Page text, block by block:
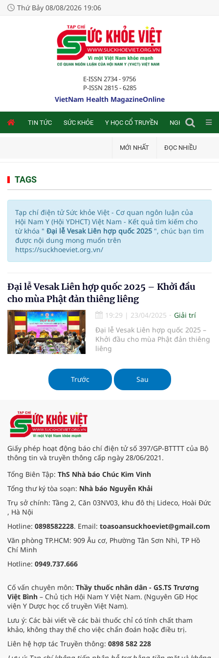
Thứ Bảy 08/08/2026 19:06
E-ISSN 2734 - 9756
P-ISSN 2815 - 6285
VietNam Health MagazineOnline
TIN TỨC SỨC KHỎE Y HỌC CỔ TRUYỀN NGHIÊN CỨU
MỚI NHẤT ĐỌC NHIỀU
TAGS
Tạp chí điện tử Sức khỏe Việt - Cơ quan ngôn luận của
Hội Nam Y (Hội YDHCT) Việt Nam - Kết quả tìm kiếm cho
từ khóa " Đại lễ Vesak Liên hợp quốc 2025 ", chúc bạn tìm
được nội dung mong muốn trên
https://suckhoeviet.org.vn/
Đại lễ Vesak Liên hợp quốc 2025 – Khởi đầu
cho mùa Phật đản thiêng liêng
19:29 | 23/04/2025
Giải trí
Đại lễ Vesak Liên hợp quốc 2025 –
Khởi đầu cho mùa Phật đản thiêng
liêng
Trước Sau
Giấy phép hoạt động báo chí điện tử số 397/GP-BTTTT của Bộ
thông tin và truyền thông cấp ngày 28/06/2021.
Tổng Biên Tập: ThS Nhà báo Chúc Kim Vinh
Tổng thư ký tòa soạn: Nhà báo Nguyễn Khải
Trụ sở chính: Tầng 2, Căn 03NV03, khu đô thị Lideco, Hoài Đức
, Hà Nội
Hotline: 0898582228. Email: toasoansuckhoeviet@gmail.com
Văn phòng TP.HCM: 909 Âu cơ, Phường Tân Sơn Nhì, TP Hồ
Chí Minh
Hotline: 0949.737.666
Cố vấn chuyên môn: Thầy thuốc nhân dân - GS.TS Trương
Việt Bình – Chủ tịch Hội Nam Y Việt Nam. (Nguyên GĐ Học
viện Y Dược học cổ truyền Việt Nam).
Lưu ý: Các bài viết về các bài thuốc chỉ có tính chất tham
khảo, không thay thế cho việc chẩn đoán hoặc điều trị.
Liên hệ hợp tác Truyền thông: 0898 582 228